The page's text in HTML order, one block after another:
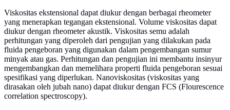
Viskositas ekstensional dapat diukur dengan berbagai rheometer
yang menerapkan tegangan ekstensional. Volume viskositas dapat
diukur dengan rheometer akustik. Viskositas semu adalah
perhitungan yang diperoleh dari pengujian yang dilakukan pada
fluida pengeboran yang digunakan dalam pengembangan sumur
minyak atau gas. Perhitungan dan pengujian ini membantu insinyur
mengembangkan dan memelihara properti fluida pengeboran sesuai
spesifikasi yang diperlukan. Nanoviskositas (viskositas yang
dirasakan oleh jubah nano) dapat diukur dengan FCS (Flourescence
correlation spectroscopy).